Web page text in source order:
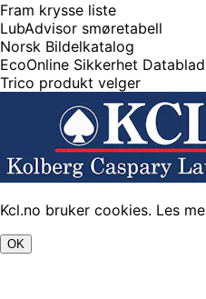
Fram krysse liste
LubAdvisor smøretabell
Norsk Bildelkatalog
EcoOnline Sikkerhet Datablad
Trico produkt velger
Kcl.no bruker cookies. Les
OK